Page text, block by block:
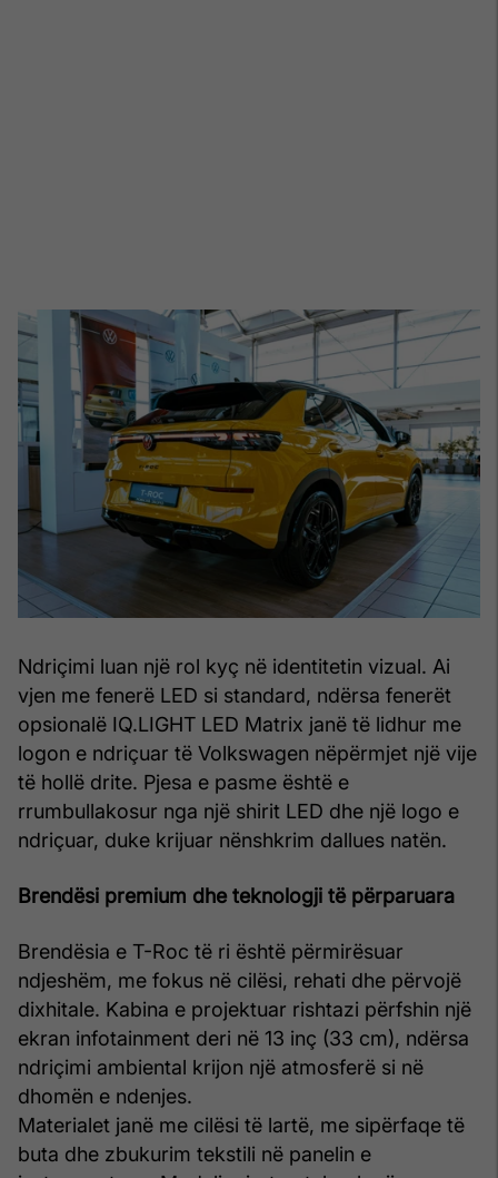
Ndriçimi luan një rol kyç në identitetin vizual. Ai
vjen me fenerë LED si standard, ndërsa fenerët
opsionalë IQ.LIGHT LED Matrix janë të lidhur me
logon e ndriçuar të Volkswagen nëpërmjet një vije
të hollë drite. Pjesa e pasme është e
rrumbullakosur nga një shirit LED dhe një logo e
ndriçuar, duke krijuar nënshkrim dallues natën.
Brendësi premium dhe teknologji të përparuara
Brendësia e T-Roc të ri është përmirësuar
ndjeshëm, me fokus në cilësi, rehati dhe përvojë
dixhitale. Kabina e projektuar rishtazi përfshin një
ekran infotainment deri në 13 inç (33 cm), ndërsa
ndriçimi ambiental krijon një atmosferë si në
dhomën e ndenjes.
Materialet janë me cilësi të lartë, me sipërfaqe të
buta dhe zbukurim tekstili në panelin e